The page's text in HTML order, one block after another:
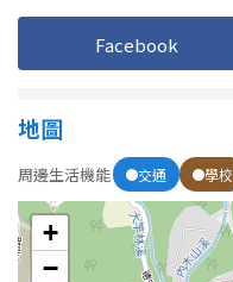
3樓
21樓以上
~
Facebook
地圖
周邊生活機能 交通 學校
+
−